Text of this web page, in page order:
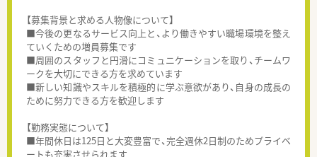
【募集背景と求める人物像について】
■今後の更なるサービス向上と、より働きやすい職場環境を整え
ていくための増員募集です
■周囲のスタッフと円滑にコミュニケーションを取り、チームワ
ークを大切にできる方を求めています
■新しい知識やスキルを積極的に学ぶ意欲があり、自身の成長の
ために努力できる方を歓迎します
【勤務実態について】
■年間休日は125日と大変豊富で、完全週休2日制のためプライベ
ートも充実させられます